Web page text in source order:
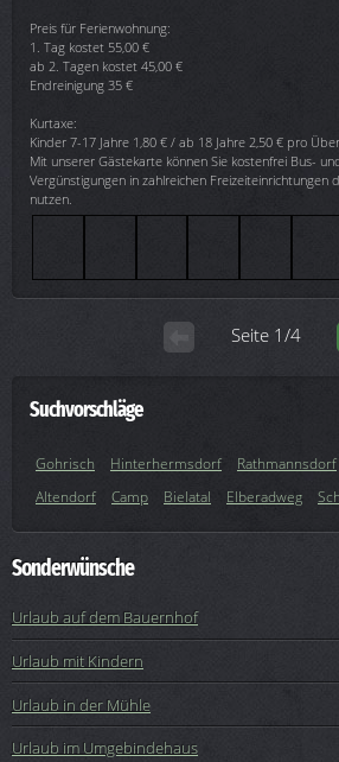
Preis für Ferienwohnung:
1. Tag kostet 55,00 €
ab 2. Tagen kostet 45,00 €
Endreinigung 35 €
Kurtaxe:
Kinder 7-17 Jahre 1,80 € / ab 18 Jahre 2,50 € pro
Mit unserer Gästekarte können Sie kostenfrei Bus-
Vergünstigungen in zahlreichen Freizeiteinrichtungen
nutzen.
Seite 1/4
Suchvorschläge
Gohrisch Hinterhermsdorf Rathmannsdorf
Altendorf
Camp Bielatal Elberadweg
Sonderwünsche
Urlaub auf dem Bauernhof
Urlaub mit Kindern
Urlaub in der Mühle
Urlaub im Umgebindehaus